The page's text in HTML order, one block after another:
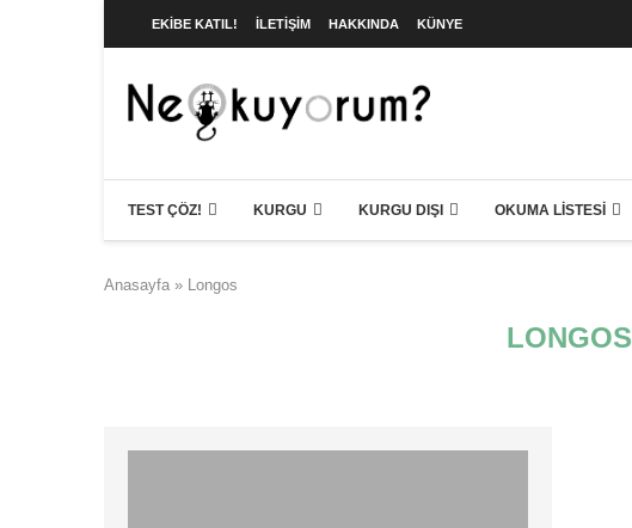
EKIBE KATIL! İLETIŞIM HAKKINDA KÜNYE
TEST ÇÖZ! KURGU KURGU DIŞI OKUMA LISTESI
Anasayfa » Longos
LONGOS